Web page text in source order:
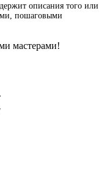
описания того или
пошаговыми
мастерами!